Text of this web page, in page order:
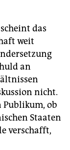
das
weit
an
nicht.
Publikum, ob
Staaten
verschafft,